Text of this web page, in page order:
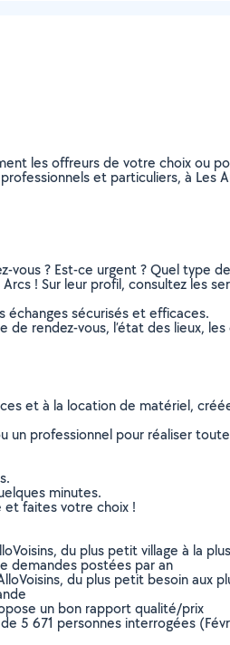
les offreurs de votre choix ou
et particuliers, à Les
? Est-ce urgent ? Quel type
! Sur leur profil, consultez les
échanges sécurisés et efficaces.
rendez-vous, l’état des lieux,
et à la location de matériel,
professionnel pour réaliser
minutes.
et faites votre choix !
du plus petit village à la
demandes postées par an
du plus petit besoin aux
un bon rapport qualité/prix
5 671 personnes interrogées